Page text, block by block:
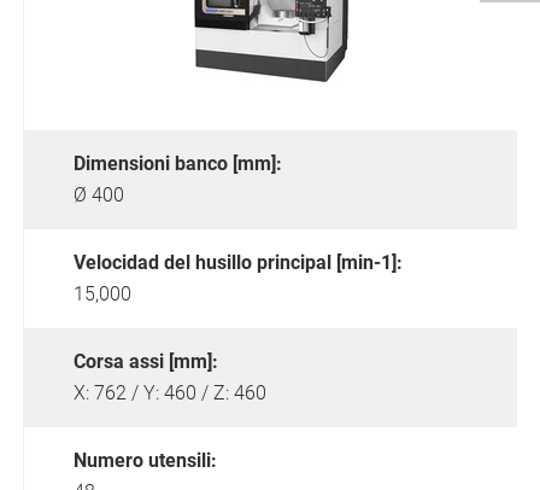
Dimensioni banco [mm]:
Ø 400
Velocidad del husillo principal [min-1]:
15,000
Corsa assi [mm]:
X: 762 / Y: 460 / Z: 460
Numero utensili: